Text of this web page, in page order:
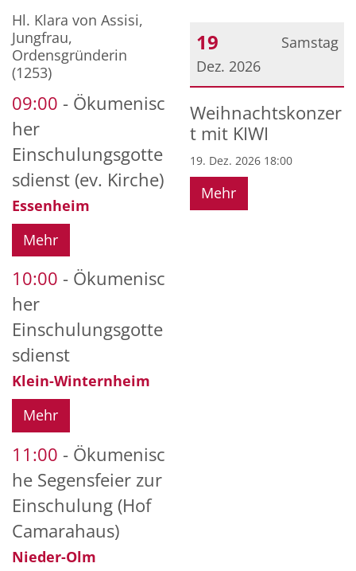
Datum: 11. August 2026
Hl. Klara von Assisi,
Jungfrau,
Ordensgründerin
(1253)
09:00
Ökumenisc
her
Einschulungsgotte
sdienst (ev. Kirche)
Essenheim
Mehr
10:00
Ökumenisc
her
Einschulungsgotte
sdienst
Klein-Winternheim
Mehr
11:00
Ökumenisc
he Segensfeier zur
Einschulung (Hof
Camarahaus)
Nieder-Olm
Samstag
19
Dez. 2026
Datum: 19. Dezember
Weihnachtskonzer
t mit KIWI
19. Dez. 2026 18:00
Mehr